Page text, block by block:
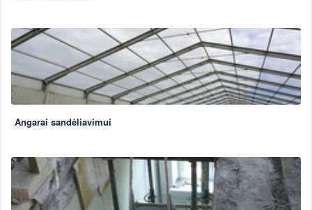
Angarai sandėliavimui